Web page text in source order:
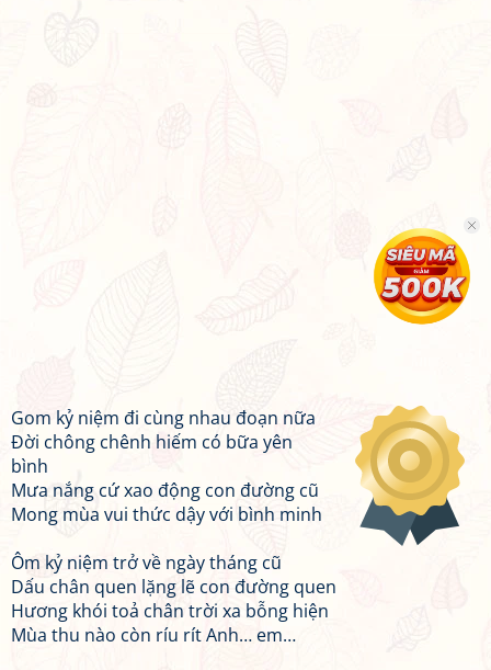
Gom kỷ niệm đi cùng nhau đoạn nữa
Đời chông chênh hiếm có bữa yên
bình
Mưa nắng cứ xao động con đường cũ
Mong mùa vui thức dậy với bình minh
Ôm kỷ niệm trở về ngày tháng cũ
Dấu chân quen lặng lẽ con đường quen
Hương khói toả chân trời xa bỗng hiện
Mùa thu nào còn ríu rít Anh… em…